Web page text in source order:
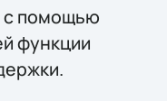
с помощью
функции